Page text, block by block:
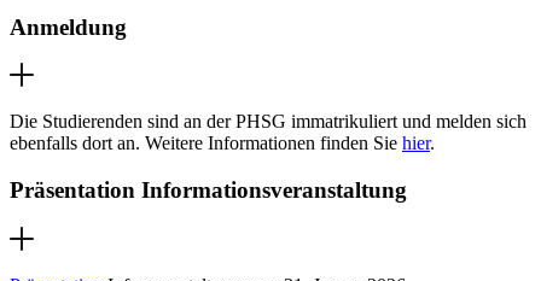
Anmeldung
Die Studierenden sind an der PHSG immatrikuliert und melden sich
ebenfalls dort an. Weitere Informationen finden Sie hier.
Präsentation Informationsveranstaltung